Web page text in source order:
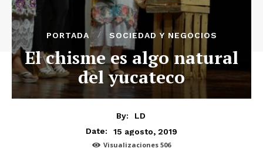
PORTADA SOCIEDAD Y NEGOCIOS
El chisme es algo natural
del yucateco
By:
LD
Date:
15 agosto, 2019
Visualizaciones 506